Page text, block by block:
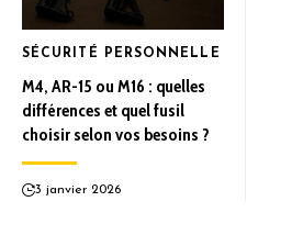
SÉCURITÉ PERSONNELLE
M4, AR-15 ou M16 : quelles
différences et quel fusil
choisir selon vos besoins ?
3 janvier 2026